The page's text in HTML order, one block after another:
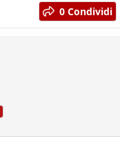
0 Condividi